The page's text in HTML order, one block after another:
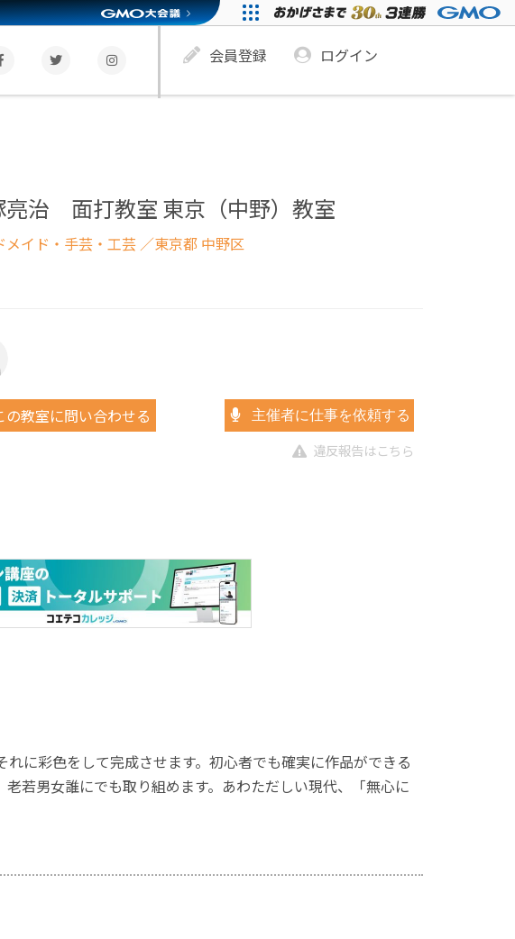
会員登録 ログイン
亮治 面打教室 東京（中野）教室
メイド・手芸・工芸 ／東京都 中野区
の教室に問い合わせる 主催者に仕事を依頼する
違反報告はこちら
に彩色をして完成させます。初心者でも確実に作品ができる
若男女誰にでも取り組めます。あわただしい現代、「無心に